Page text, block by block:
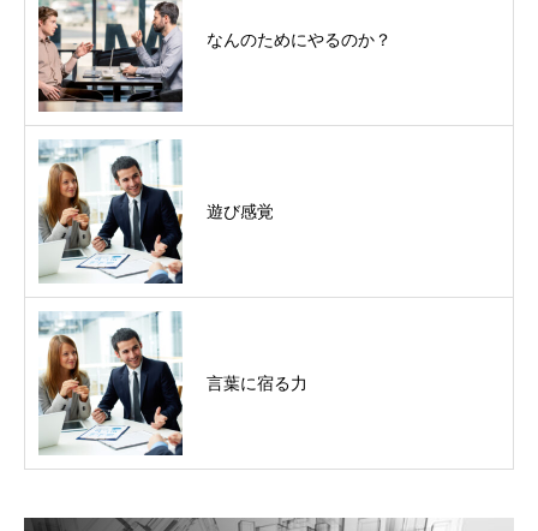
なんのためにやるのか？
遊び感覚
言葉に宿る力